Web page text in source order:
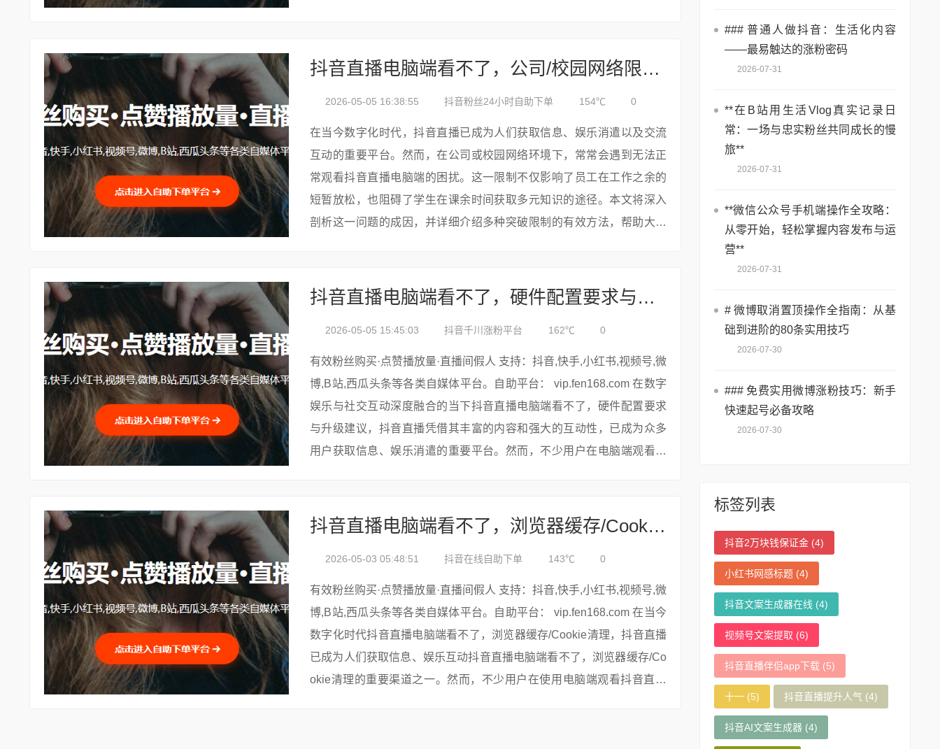
抖音直播电脑端看不了，公司/校园网络限制突破
2026-05-05 16:38:55 抖音粉丝24小时自助下单 154℃ 0
在当今数字化时代，抖音直播已成为人们获取信息、娱乐消遣以及交流
互动的重要平台。然而，在公司或校园网络环境下，常常会遇到无法正
常观看抖音直播电脑端的困扰。这一限制不仅影响了员工在工作之余的
短暂放松，也阻碍了学生在课余时间获取多元知识的途径。本文将深入
剖析这一问题的成因，并详细介绍多种突破限制的有效方法，帮助大家
抖音直播电脑端看不了，硬件配置要求与升级建议
2026-05-05 15:45:03 抖音千川涨粉平台 162℃ 0
有效粉丝购买·点赞播放量·直播间假人 支持：抖音,快手,小红书,视频号,微
博,B站,西瓜头条等各类自媒体平台。自助平台： vip.fen168.com 在数字
娱乐与社交互动深度融合的当下抖音直播电脑端看不了，硬件配置要求
与升级建议，抖音直播凭借其丰富的内容和强大的互动性，已成为众多
用户获取信息、娱乐消遣的重要平台。然而，不少用户在电脑端观看抖
抖音直播电脑端看不了，浏览器缓存/Cookie清理
2026-05-03 05:48:51 抖音在线自助下单 143℃ 0
有效粉丝购买·点赞播放量·直播间假人 支持：抖音,快手,小红书,视频号,微
博,B站,西瓜头条等各类自媒体平台。自助平台： vip.fen168.com 在当今
数字化时代抖音直播电脑端看不了，浏览器缓存/Cookie清理，抖音直播
已成为人们获取信息、娱乐互动抖音直播电脑端看不了，浏览器缓存/Co
okie清理的重要渠道之一。然而，不少用户在使用电脑端观看抖音直播
### 普通人做抖音：生活化内容
——最易触达的涨粉密码
2026-07-31
**在B站用生活Vlog真实记录日
常：一场与忠实粉丝共同成长的慢
旅**
2026-07-31
**微信公众号手机端操作全攻略：
从零开始，轻松掌握内容发布与运
营**
2026-07-31
# 微博取消置顶操作全指南：从基
础到进阶的80条实用技巧
2026-07-30
### 免费实用微博涨粉技巧：新手
快速起号必备攻略
2026-07-30
标签列表
抖音2万块钱保证金(4)
小红书网感标题(4)
抖音文案生成器在线(4)
视频号文案提取 (6)
抖音直播伴侣app下载(5)
十一(5) 抖音直播提升人气(4)
抖音AI文案生成器(4)